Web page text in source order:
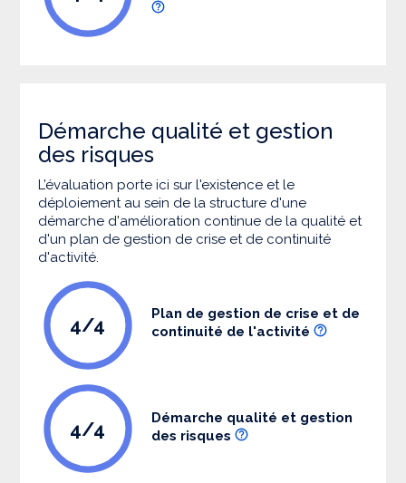
Démarche qualité et gestion
des risques
L’évaluation porte ici sur l'existence et le
déploiement au sein de la structure d'une
démarche d'amélioration continue de la qualité et
d'un plan de gestion de crise et de continuité
d'activité.
4/4
Plan de gestion de crise et de
continuité de l'activité
4/4
Démarche qualité et gestion
des risques